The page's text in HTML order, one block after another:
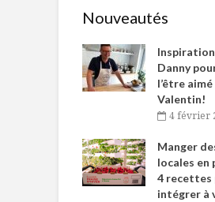
Nouveautés
Danny
l’être
Valentin!
4 février
Manger
locales en
4 recettes
intégrer à